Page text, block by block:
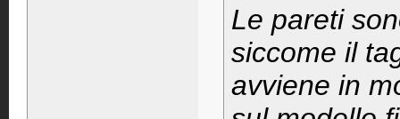
Le pareti
siccome il
avviene in